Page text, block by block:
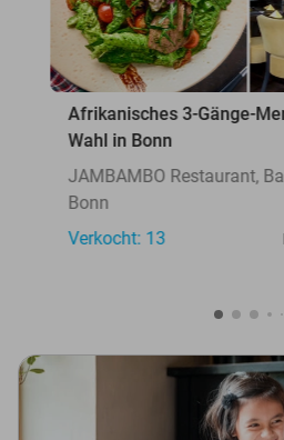
Afrikanisches 3-Gänge-
Wahl in Bonn
JAMBAMBO Restaurant,
Bonn
Verkocht: 13